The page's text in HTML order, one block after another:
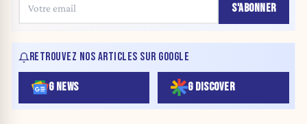
S'ABONNER
RETROUVEZ NOS ARTICLES SUR GOOGLE
G NEWS G DISCOVER